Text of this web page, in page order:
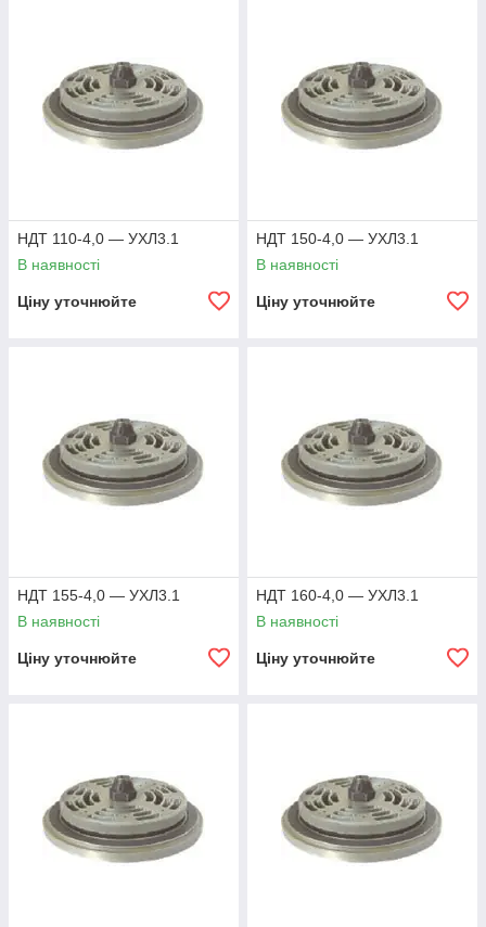
НДТ 110-4,0 — УХЛ3.1
В наявності
Ціну уточнюйте
НДТ 150-4,0 — УХЛ3.1
В наявності
Ціну уточнюйте
НДТ 155-4,0 — УХЛ3.1
В наявності
Ціну уточнюйте
НДТ 160-4,0 — УХЛ3.1
В наявності
Ціну уточнюйте